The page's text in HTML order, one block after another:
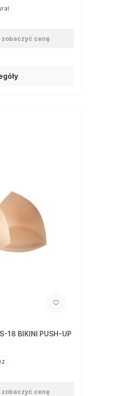
cenę
18 BIKINI PUSH-UP
cenę